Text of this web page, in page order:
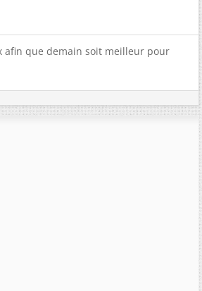
afin que demain soit meilleur pour